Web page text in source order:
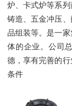
炉、卡式炉等系
铸造、五金冲压
品组装等。是一
体的企业。公司
德，享有完善的
条件